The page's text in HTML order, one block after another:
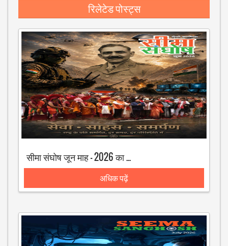
रिलेटेड पोस्ट्स
सीमा संघोष जून माह - 2026 का अंक
अधिक पढ़ें